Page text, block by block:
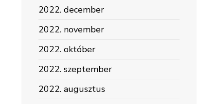
2022. december
2022. november
2022. október
2022. szeptember
2022. augusztus